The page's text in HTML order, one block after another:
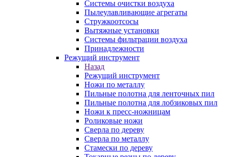
Системы очистки воздуха
Пылеулавливающие агрегаты
Стружкоотсосы
Вытяжные установки
Системы фильтрации воздуха
Принадлежности
Режущий инструмент
Назад
Режущий инструмент
Ножи по металлу
Пильные полотна для ленточных пил
Пильные полотна для лобзиковых пил
Ножи к пресс-ножницам
Роликовые ножи
Сверла по дереву
Сверла по металлу
Стамески по дереву